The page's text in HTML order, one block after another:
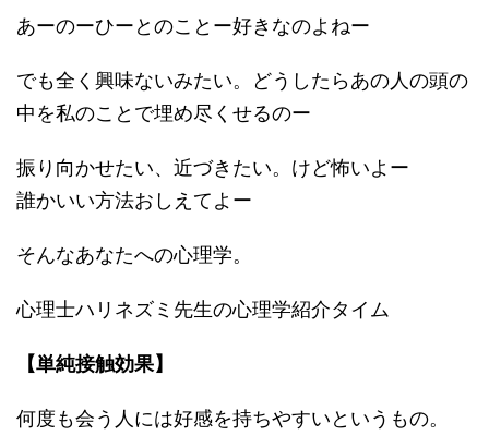
あーのーひーとのことー好きなのよねー
でも全く興味ないみたい。どうしたらあの人の頭の
中を私のことで埋め尽くせるのー
振り向かせたい、近づきたい。けど怖いよー
誰かいい方法おしえてよー
そんなあなたへの心理学。
心理士ハリネズミ先生の心理学紹介タイム
【単純接触効果】
何度も会う人には好感を持ちやすいというもの。